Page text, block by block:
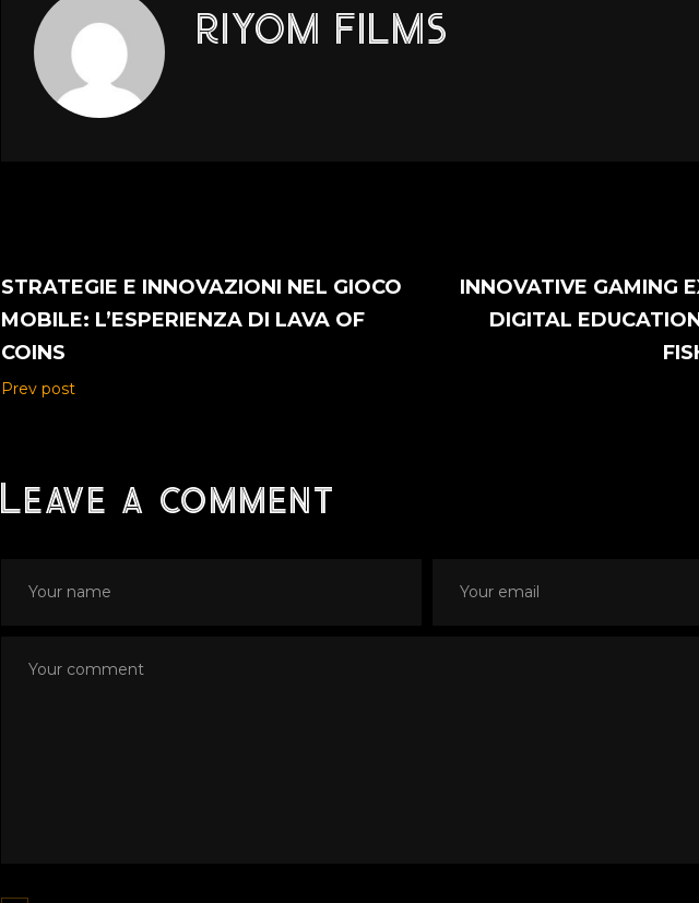
RIYOM FILMS
STRATEGIE E INNOVAZIONI NEL GIOCO
MOBILE: L’ESPERIENZA DI LAVA OF
COINS
Prev post
INNOVATIVE GAMING
DIGITAL
Leave a comment